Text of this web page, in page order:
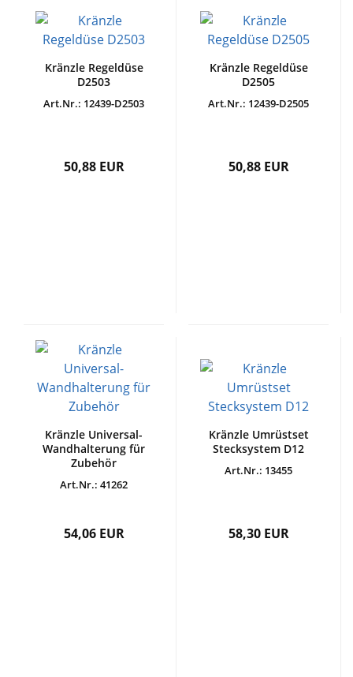
Kränzle Regeldüse
D2503
Art.Nr.: 12439-D2503
50,88 EUR
Kränzle Regeldüse
D2505
Art.Nr.: 12439-D2505
50,88 EUR
Kränzle Universal-
Wandhalterung für
Zubehör
Art.Nr.: 41262
54,06 EUR
Kränzle Umrüstset
Stecksystem D12
Art.Nr.: 13455
58,30 EUR